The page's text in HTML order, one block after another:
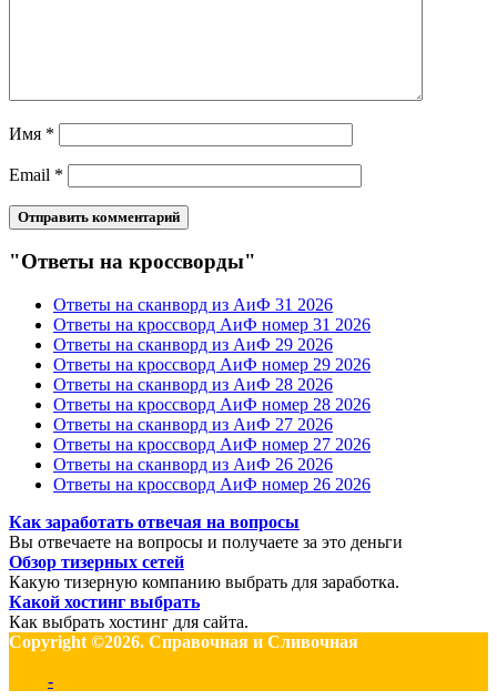
Имя *
Email *
"Ответы на кроссворды"
Ответы на сканворд из АиФ 31 2026
Ответы на кроссворд АиФ номер 31 2026
Ответы на сканворд из АиФ 29 2026
Ответы на кроссворд АиФ номер 29 2026
Ответы на сканворд из АиФ 28 2026
Ответы на кроссворд АиФ номер 28 2026
Ответы на сканворд из АиФ 27 2026
Ответы на кроссворд АиФ номер 27 2026
Ответы на сканворд из АиФ 26 2026
Ответы на кроссворд АиФ номер 26 2026
Как заработать отвечая на вопросы
Вы отвечаете на вопросы и получаете за это деньги
Обзор тизерных сетей
Какую тизерную компанию выбрать для заработка.
Какой хостинг выбрать
Как выбрать хостинг для сайта.
Copyright ©2026. Справочная и Сливочная
-